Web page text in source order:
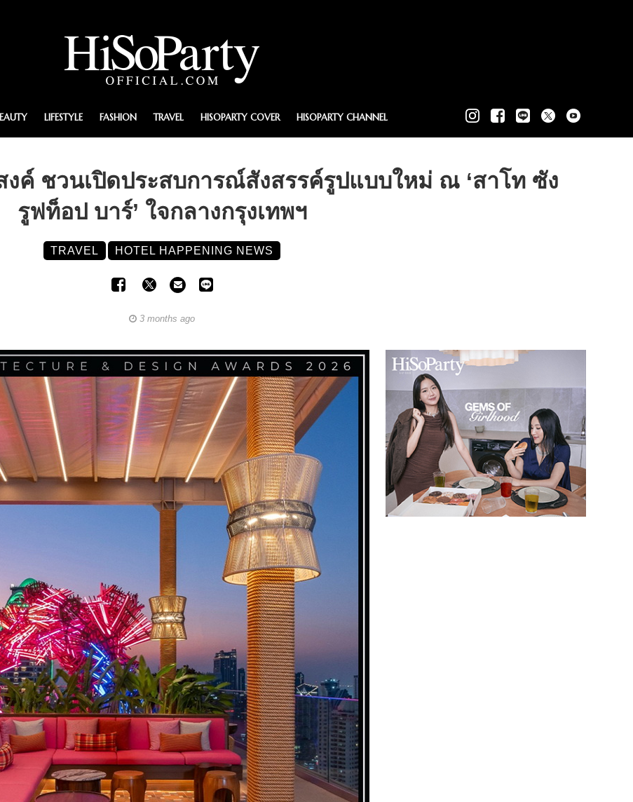
LIFESTYLE FASHION TRAVEL HISOPARTY COVER HISOPARTY CHANNEL
ค์ ชวนเปิดประสบการณ์สังสรรค์รูปแบบใหม่ ณ ‘สาโท ซัง
รูฟท็อป บาร์’ ใจกลางกรุงเทพฯ
TRAVEL HOTEL HAPPENING NEWS
3 months ago